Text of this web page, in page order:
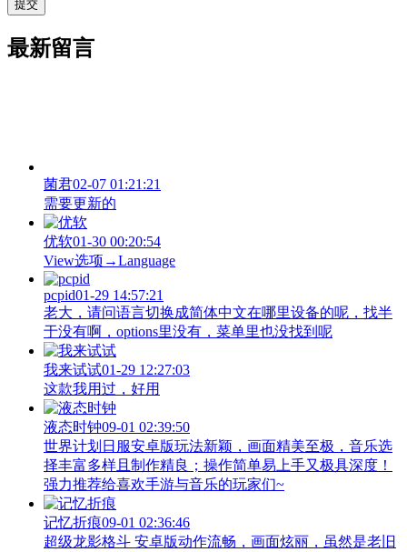
最新留言
菌君02-07 01:21:21
需要更新的
优软01-30 00:20:54
View‌选项→Language
pcpid01-29 14:57:21
老大，请问语言切换成简体中文在哪里设备的呢，找半
于没有啊，options里没有，菜单里也没找到呢
我来试试01-29 12:27:03
这款我用过，好用
液态时钟09-01 02:39:50
世界计划日服安卓版玩法新颖，画面精美至极，音乐选
择丰富多样且制作精良；操作简单易上手又极具深度！
强力推荐给喜欢手游与音乐的玩家们~
记忆折痕09-01 02:36:46
超级龙影格斗 安卓版动作流畅，画面炫丽，虽然是老旧